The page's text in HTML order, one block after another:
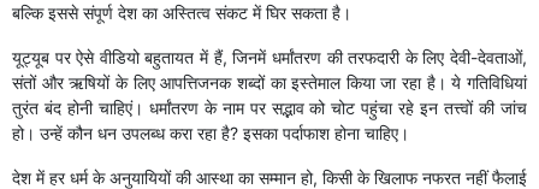
बल्कि इससे संपूर्ण देश का अस्तित्व संकट में घिर सकता है।
यूट्यूब पर ऐसे वीडियो बहुतायत में हैं, जिनमें धर्मांतरण की तरफदारी के लिए देवी-देवताओं,
संतों और ऋषियों के लिए आपत्तिजनक शब्दों का इस्तेमाल किया जा रहा है। ये गतिविधियां
तुरंत बंद होनी चाहिएं। धर्मांतरण के नाम पर सद्भाव को चोट पहुंचा रहे इन तत्त्वों की जांच
हो। उन्हें कौन धन उपलब्ध करा रहा है? इसका पर्दाफाश होना चाहिए।
देश में हर धर्म के अनुयायियों की आस्था का सम्मान हो, किसी के खिलाफ नफरत नहीं फैलाई